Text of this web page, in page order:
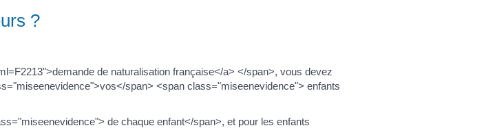
?
de naturalisation française</a> </span>, vous devez
span> <span class="miseenevidence"> enfants
de chaque enfant</span>, et pour les enfants